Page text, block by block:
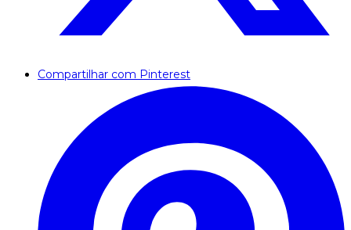
Compartilhar com Pinterest